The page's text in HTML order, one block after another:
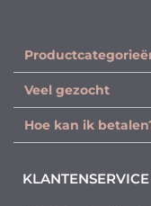
Veel gezocht
Hoe kan ik
KLANTENSERVICE